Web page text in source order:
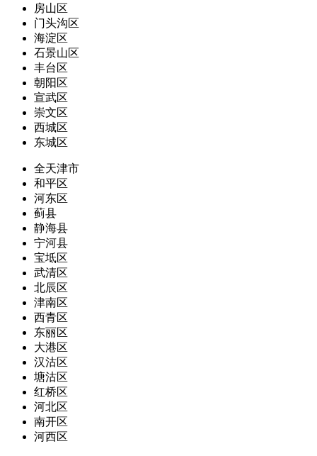
房山区
门头沟区
海淀区
石景山区
丰台区
朝阳区
宣武区
崇文区
西城区
东城区
全天津市
和平区
河东区
蓟县
静海县
宁河县
宝坻区
武清区
北辰区
津南区
西青区
东丽区
大港区
汉沽区
塘沽区
红桥区
河北区
南开区
河西区